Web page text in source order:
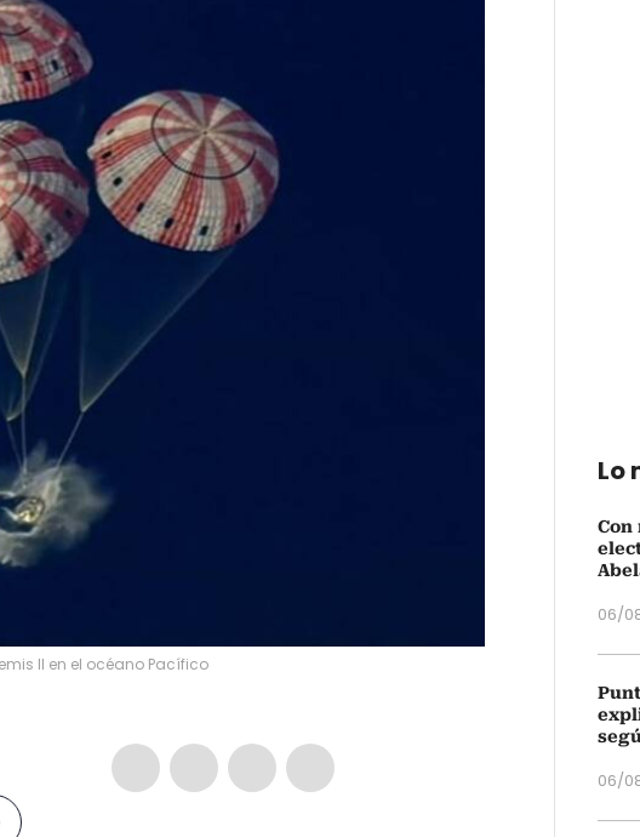
II en el océano Pacífico
Lo
Con
06/
06/